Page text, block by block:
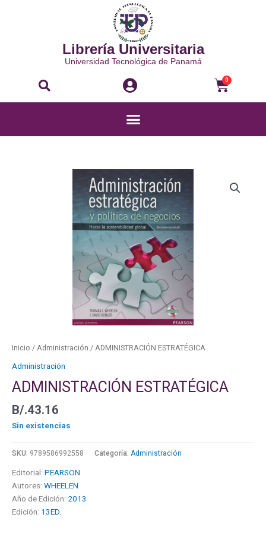
Librería Universitaria
Universidad Tecnológica de Panamá
Buscar 0
Menú
Inicio / Administración / ADMINISTRACIÓN ESTRATÉGICA
Administración
ADMINISTRACIÓN ESTRATÉGICA
B/.43.16
Sin existencias
SKU: 9789586992558 Categoría: Administración
Editorial: PEARSON
Autores: WHEELEN
Año de Edición: 2013
Edición: 13ED.